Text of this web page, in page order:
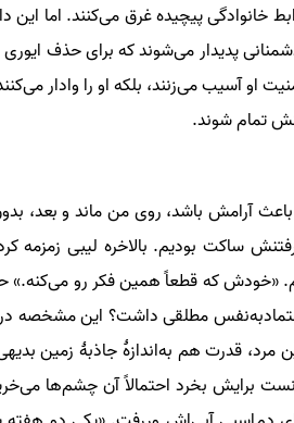
خانوادگی پیچیده غرق می‌کنند. اما این
پدیدار می‌شوند که برای حذف
او آسیب می‌زنند، بلکه او را وادار
تمام شوند.
آرامش باشد، روی من ماند و بعد،
ساکت بودیم. بالاخره لیبی زمزمه
«خودش که قطعاً همین فکر رو می‌کنه.»
مطلقی داشت؟ این مشخصه
قدرت هم به‌اندازۀ جاذبۀ زمین
برایش بخرد احتمالاً آن چشم‌ها